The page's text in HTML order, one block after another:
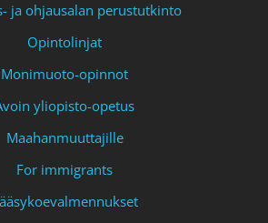
ja ohjausalan perustutkinto
Opintolinjat
Monimuoto-opinnot
yliopisto-opetus
Maahanmuuttajille
For immigrants